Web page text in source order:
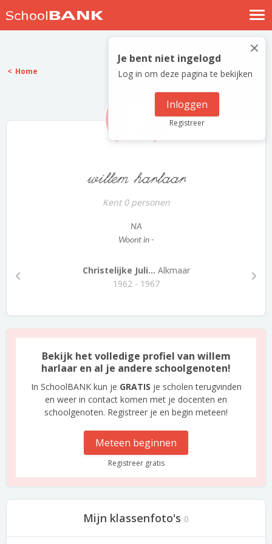
Nostalgische verhalen
Log in
Meld je gratis aan
×
Je bent niet ingelogd
Log in om deze pagina te bekijken
Inloggen
Registreer
Home
willem harlaar
Kent 0 personen
NA
Woont in -
Christelijke Juli... Alkmaar
1962 - 1967
Bekijk het volledige profiel van willem
harlaar en al je andere schoolgenoten!
In SchoolBANK kun je GRATIS je scholen terugvinden
en weer in contact komen met je docenten en
schoolgenoten. Registreer je en begin meteen!
Meteen beginnen
Registreer gratis
Mijn klassenfoto's 0